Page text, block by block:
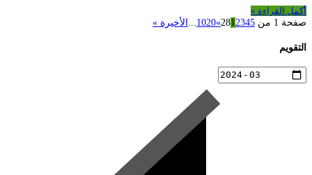
أكمل القراءة »
صفحة 1 من 28
12345
»
1020
... الأخيرة »
التقويم